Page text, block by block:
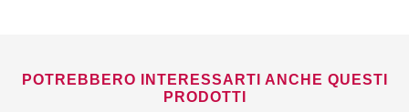
POTREBBERO INTERESSARTI ANCHE QUESTI
PRODOTTI